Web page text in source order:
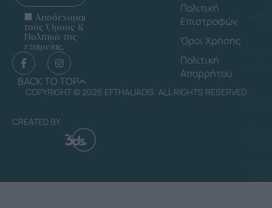
Αποδέχομαι
τους Όρους &
Πολιτική της
εταιρείας.
BACK TO TOP
Πολιτική
Επιστροφών
Όροι Χρήσης
Πολιτική
Απορρήτου
COPYRIGHT © 2026 EFTHALIADIS. ALL RIGHTS RESERVED
CREATED BY